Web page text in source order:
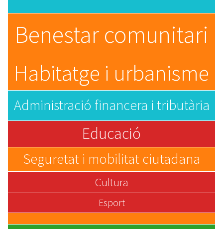
Benestar comunitari
Habitatge i urbanisme
Administració financera i tributària
Educació
Seguretat i mobilitat ciutadana
Cultura
Esport